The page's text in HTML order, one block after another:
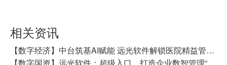
相关资讯
【数字经济】中台筑基AI赋能 远光软件解锁医院精益管理升级之道